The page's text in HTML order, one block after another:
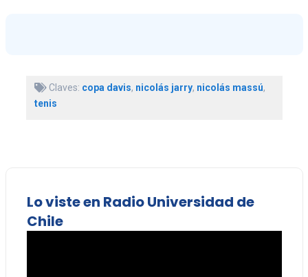
Claves: copa davis, nicolás jarry, nicolás massú,
tenis
Lo viste en Radio Universidad de
Chile